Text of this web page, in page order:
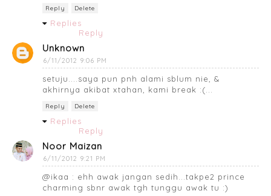
Reply Delete
Replies
Reply
Unknown
6/11/2012 9:06 PM
setuju....saya pun pnh alami sblum nie, &
akhirnya akibat xtahan, kami break :(...
Reply Delete
Replies
Reply
Noor Maizan
6/11/2012 9:21 PM
@ikaa : ehh awak jangan sedih...takpe2 prince
charming sbnr awak tgh tunggu awak tu :)